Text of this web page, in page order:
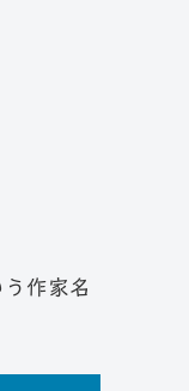
作家名